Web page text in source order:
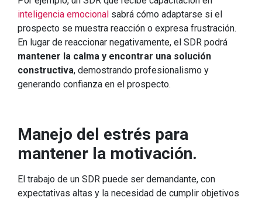
inteligencia emocional sabrá cómo adaptarse si el
prospecto se muestra reacción o expresa frustración.
En lugar de reaccionar negativamente, el SDR podrá
mantener la calma y encontrar una solución
constructiva, demostrando profesionalismo y
generando confianza en el prospecto.
Manejo del estrés para
mantener la motivación.
El trabajo de un SDR puede ser demandante, con
expectativas altas y la necesidad de cumplir objetivos